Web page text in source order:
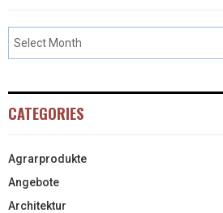
CATEGORIES
Agrarprodukte
Angebote
Architektur